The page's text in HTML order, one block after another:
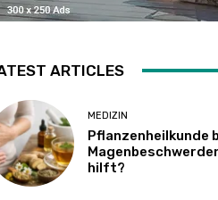
ARTICLES
MEDIZIN
Pflanzenheilkunde
hilft?